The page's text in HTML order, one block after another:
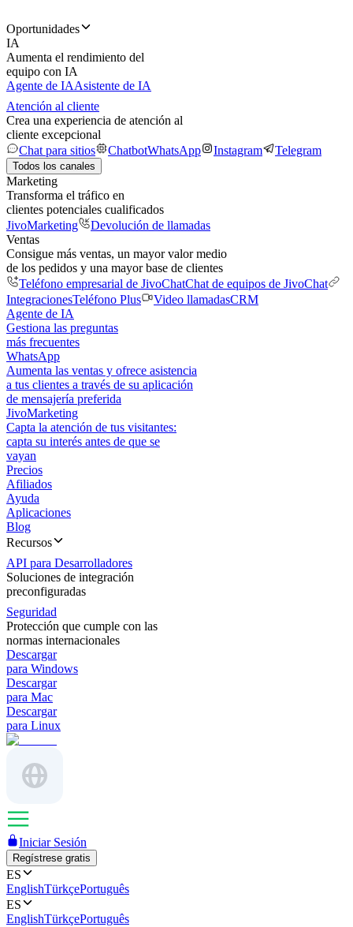
Oportunidades
IA
Aumenta el rendimiento del
equipo con IA
Agente de IAAsistente de IA
Atención al cliente
Crea una experiencia de atención al
cliente excepcional
Chat para sitios
ChatbotWhatsApp Instagram Telegram
Todos los canales
Marketing
Transforma el tráfico en
clientes potenciales cualificados
JivoMarketing
Devolución de llamadas
Ventas
Consigue más ventas, un mayor valor medio
de los pedidos y una mayor base de clientes
Teléfono empresarial de JivoChatChat de equipos de JivoChat
IntegracionesTeléfono Plus Video llamadasCRM
Agente de IA
Gestiona las preguntas
más frecuentes
WhatsApp
Aumenta las ventas y ofrece asistencia
a tus clientes a través de su aplicación
de mensajería preferida
JivoMarketing
Capta la atención de tus visitantes:
capta su interés antes de que se
vayan
Precios
Afiliados
Ayuda
Aplicaciones
Blog
Recursos
API para Desarrolladores
Soluciones de integración
preconfiguradas
Seguridad
Protección que cumple con las
normas internacionales
Descargar
para Windows
Descargar
para Mac
Descargar
para Linux
Iniciar Sesión
Regístrese gratis
ES
EnglishTürkçePortuguês
ES
EnglishTürkçePortuguês